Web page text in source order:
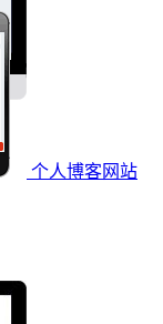
个人博客网站